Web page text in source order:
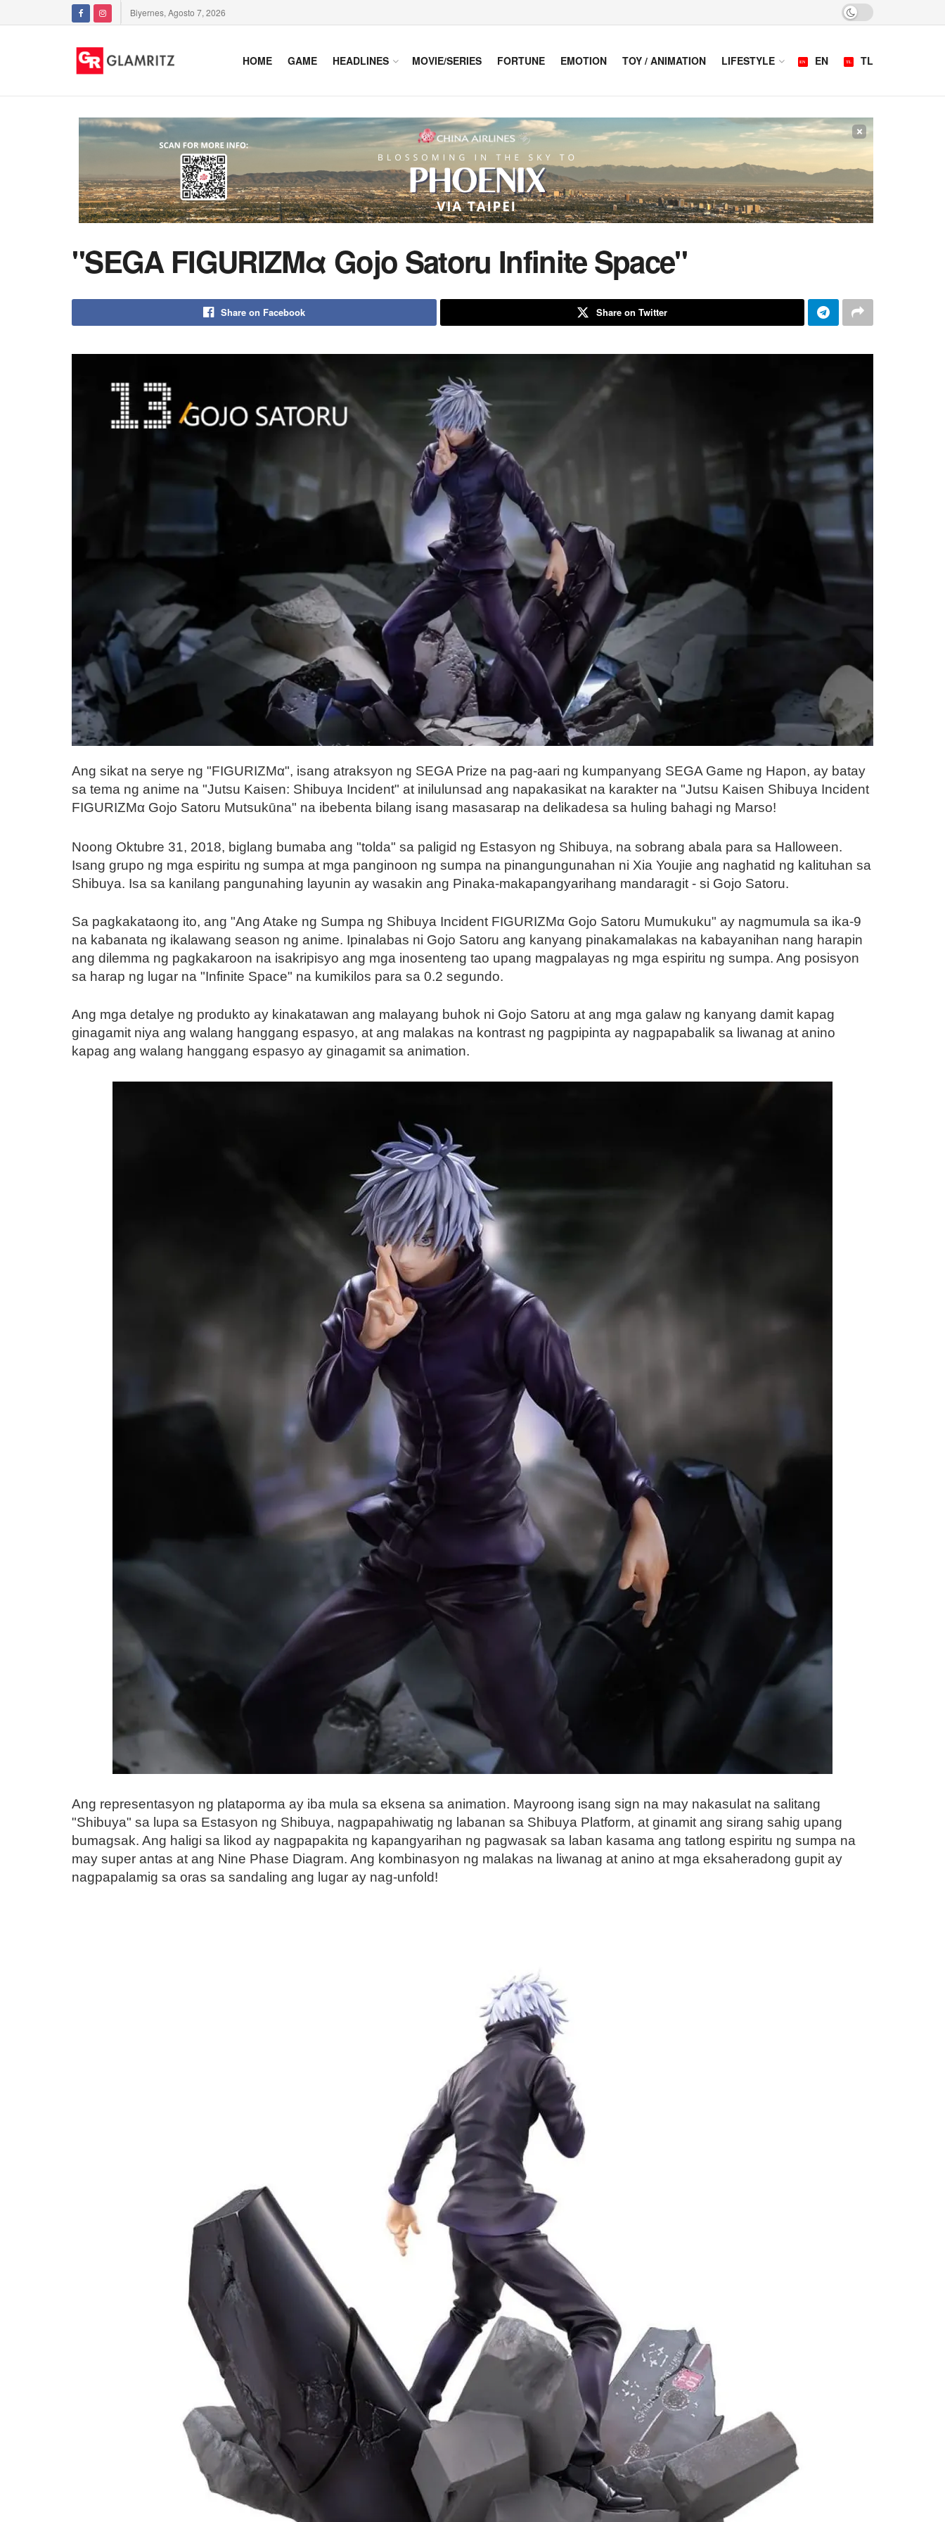
Biyernes, Agosto 7, 2026
HOME GAME HEADLINES MOVIE/SERIES FORTUNE EMOTION TOY / ANIMATION LIFESTYLE EN TL
×
"SEGA FIGURIZMα Gojo Satoru Infinite Space"
Share on Facebook Share on Twitter
Ang sikat na serye ng "FIGURIZMα", isang atraksyon ng SEGA Prize na pag-aari ng kumpanyang SEGA Game ng Hapon, ay batay
sa tema ng anime na "Jutsu Kaisen: Shibuya Incident" at inilulunsad ang napakasikat na karakter na "Jutsu Kaisen Shibuya Incident
FIGURIZMα Gojo Satoru Mutsukūna" na ibebenta bilang isang masasarap na delikadesa sa huling bahagi ng Marso!
Noong Oktubre 31, 2018, biglang bumaba ang "tolda" sa paligid ng Estasyon ng Shibuya, na sobrang abala para sa Halloween.
Isang grupo ng mga espiritu ng sumpa at mga panginoon ng sumpa na pinangungunahan ni Xia Youjie ang naghatid ng kalituhan sa
Shibuya. Isa sa kanilang pangunahing layunin ay wasakin ang Pinaka-makapangyarihang mandaragit - si Gojo Satoru.
Sa pagkakataong ito, ang "Ang Atake ng Sumpa ng Shibuya Incident FIGURIZMα Gojo Satoru Mumukuku" ay nagmumula sa ika-9
na kabanata ng ikalawang season ng anime. Ipinalabas ni Gojo Satoru ang kanyang pinakamalakas na kabayanihan nang harapin
ang dilemma ng pagkakaroon na isakripisyo ang mga inosenteng tao upang magpalayas ng mga espiritu ng sumpa. Ang posisyon
sa harap ng lugar na "Infinite Space" na kumikilos para sa 0.2 segundo.
Ang mga detalye ng produkto ay kinakatawan ang malayang buhok ni Gojo Satoru at ang mga galaw ng kanyang damit kapag
ginagamit niya ang walang hanggang espasyo, at ang malakas na kontrast ng pagpipinta ay nagpapabalik sa liwanag at anino
kapag ang walang hanggang espasyo ay ginagamit sa animation.
Ang representasyon ng plataporma ay iba mula sa eksena sa animation. Mayroong isang sign na may nakasulat na salitang
"Shibuya" sa lupa sa Estasyon ng Shibuya, nagpapahiwatig ng labanan sa Shibuya Platform, at ginamit ang sirang sahig upang
bumagsak. Ang haligi sa likod ay nagpapakita ng kapangyarihan ng pagwasak sa laban kasama ang tatlong espiritu ng sumpa na
may super antas at ang Nine Phase Diagram. Ang kombinasyon ng malakas na liwanag at anino at mga eksaheradong gupit ay
nagpapalamig sa oras sa sandaling ang lugar ay nag-unfold!